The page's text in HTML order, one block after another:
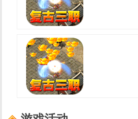
适用范围：尊享礼包
礼包内容：龙珠自选箱*3、书页*10